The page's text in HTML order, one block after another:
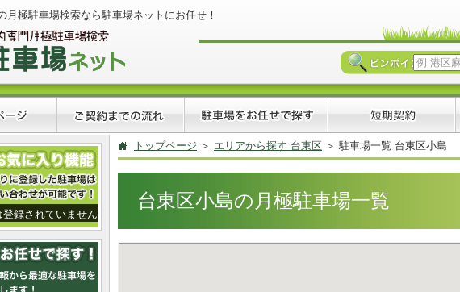
月極駐車場検索なら駐車場ネットにお任せ！
登録されていません
トップページ エリアから探す 台東区 駐車場一覧 台東区小島
台東区小島の月極駐車場一覧